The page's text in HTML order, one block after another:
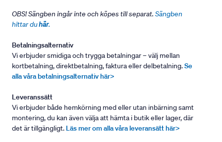
OBS! Sängben ingår inte och köpes till separat. Sängben
hittar duhär.
Betalningsalternativ
Vi erbjuder smidiga och trygga betalningar – välj mellan
kortbetalning, direktbetalning, faktura eller delbetalning.Se
alla våra betalningsalternativ här>
Leveranssätt
Vi erbjuder både hemkörning med eller utan inbärning samt
montering, du kan även välja att hämta i butik eller lager, där
det är tillgängligt. Läs mer om alla våra leveransätt här>